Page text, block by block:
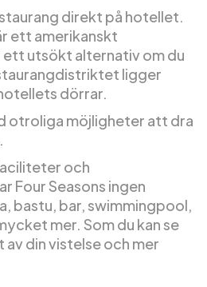
direkt på hotellet.
ett amerikanskt
utsökt alternativ om du
ligger
dörrar.
otroliga möjligheter att dra
och
Four Seasons ingen
bastu, bar, swimmingpool,
mer. Som du kan se
din vistelse och mer